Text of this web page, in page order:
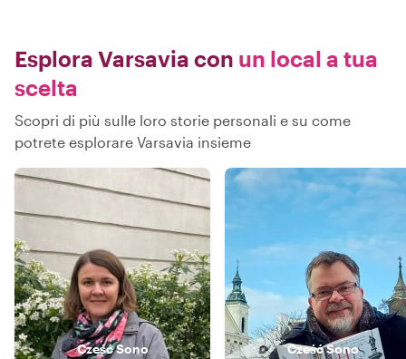
Esplora Varsavia con un local a tua
scelta
Scopri di più sulle loro storie personali e su come
potrete esplorare Varsavia insieme
CześćSono CześćSono